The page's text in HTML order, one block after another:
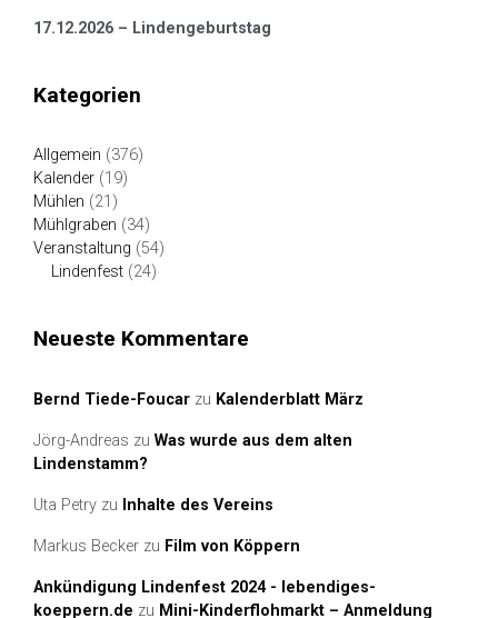
17.12.2026 – Lindengeburtstag
Kategorien
Allgemein (376)
Kalender (19)
Mühlen (21)
Mühlgraben (34)
Veranstaltung (54)
Lindenfest (24)
Neueste Kommentare
Bernd Tiede-Foucar zu Kalenderblatt März
Jörg-Andreas zu Was wurde aus dem alten
Lindenstamm?
Uta Petry zu Inhalte des Vereins
Markus Becker zu Film von Köppern
Ankündigung Lindenfest 2024 - lebendiges-
koeppern.de zu Mini-Kinderflohmarkt – Anmeldung